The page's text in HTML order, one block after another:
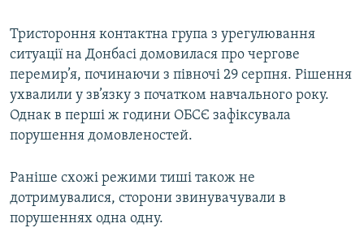
Тристороння контактна група з урегулювання
ситуації на Донбасі домовилася про чергове
перемир’я, починаючи з півночі 29 серпня. Рішення
ухвалили у зв’язку з початком навчального року.
Однак в перші ж години ОБСЄ зафіксувала
порушення домовленостей.
Раніше схожі режими тиші також не
дотримувалися, сторони звинувачували в
порушеннях одна одну.